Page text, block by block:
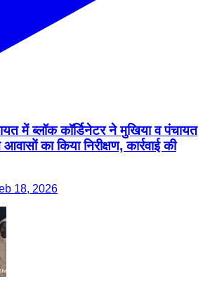
में ब्लॉक कॉर्डिनेटर ने मुखिया व पंचायत
का किया निरीक्षण, कार्रवाई की
18, 2026